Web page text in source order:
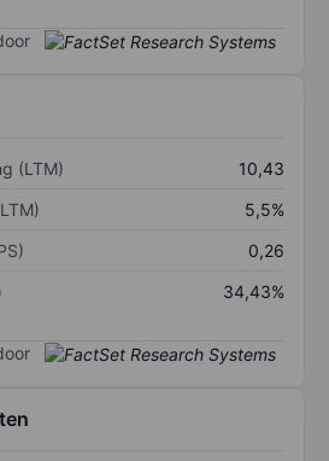
(LTM)
10,43
5,5%
0,26
34,43%